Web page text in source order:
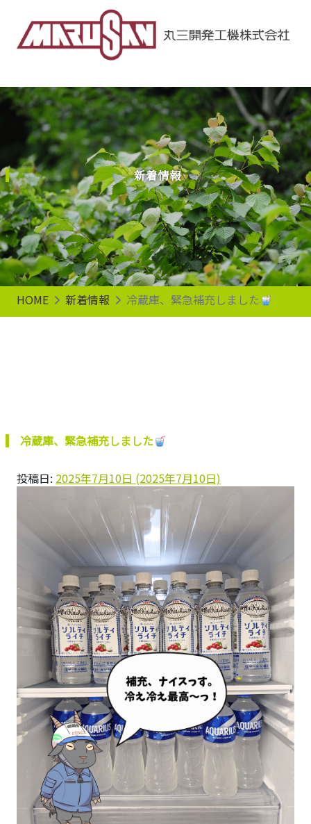
Main Navigation
新着情報
HOME 新着情報 冷蔵庫、緊急補充しました
冷蔵庫、緊急補充しました
投稿日: 2025年7月10日 (2025年7月10日)